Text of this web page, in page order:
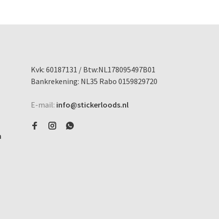
Kvk: 60187131 / Btw:NL178095497B01
Bankrekening: NL35 Rabo 0159829720
E-mail: info@stickerloods.nl